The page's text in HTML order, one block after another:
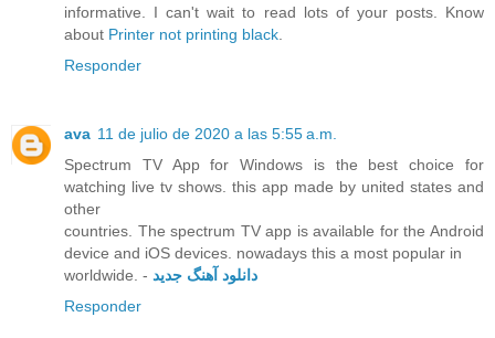
informative. I can't wait to read lots of your posts. Know
about Printer not printing black
Responder
ava 11 de julio de 2020 a las 5:55 a.m.
Spectrum TV App for Windows is the best choice for
watching live tv shows. this app made by united states and
other
countries. The spectrum TV app is available for the Android
device and iOS devices. nowadays this a most popular in
worldwide. - دانلود آهنگ جدید
Responder